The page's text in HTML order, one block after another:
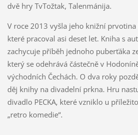
dvě hry TvTožtak, Talenmánija.
V roce 2013 vyšla jeho knižní
které pracoval asi deset let. Kniha s
zachycuje příběh jednoho puberťáka
který se odehrává částečně v
východních Čechách. O dva roky
děj knihy na divadelní prkna. Hru
divadlo PECKA, které vzniklo u
„retro komedie“.